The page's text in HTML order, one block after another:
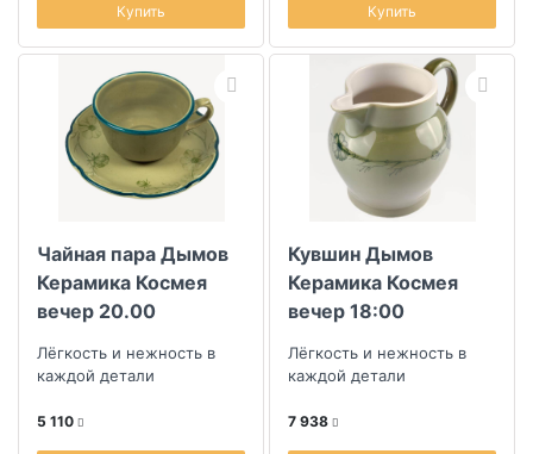
Купить Купить
Чайная пара Дымов
Керамика Космея
вечер 20.00
Лёгкость и нежность в
каждой детали
5 110
Кувшин Дымов
Керамика Космея
вечер 18:00
Лёгкость и нежность в
каждой детали
7 938